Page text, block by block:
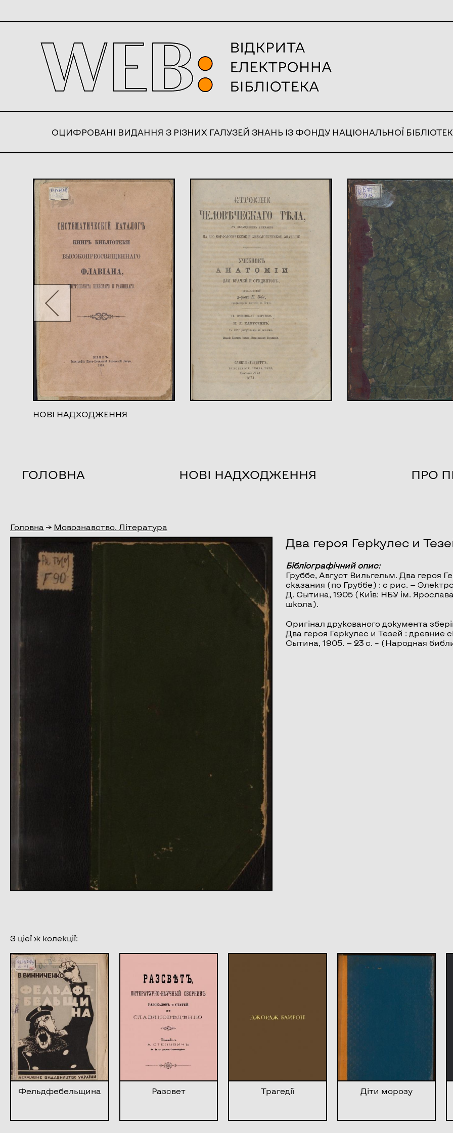
ОЦИФРОВАНІ ВИДАННЯ З РІЗНИХ ГАЛУЗЕЙ ЗНАНЬ ІЗ ФОНДУ НАЦІОНАЛЬНОЇ
НОВІ НАДХОДЖЕННЯ
ГОЛОВНА НОВІ НАДХОДЖЕННЯ ПРО
Головна → Мовознавство. Література
Два героя Геркулес и
Бібліографічний опис:
Груббе, Август Вильгельм.Два героя
сказания (по Груббе) : с рис. —
Д. Сытина, 1905 (Київ: НБУ ім.
школа).
Оригінал друкованого документа
Два героя Геркулес и Тезей : древние
Сытина, 1905. — 23 с. – (Народная
З цієї ж колекції:
Фельдфебельщина Разсвет Трагедії Діти морозу